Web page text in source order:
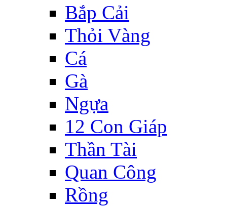
Bắp Cải
Thỏi Vàng
Cá
Gà
Ngựa
12 Con Giáp
Thần Tài
Quan Công
Rồng